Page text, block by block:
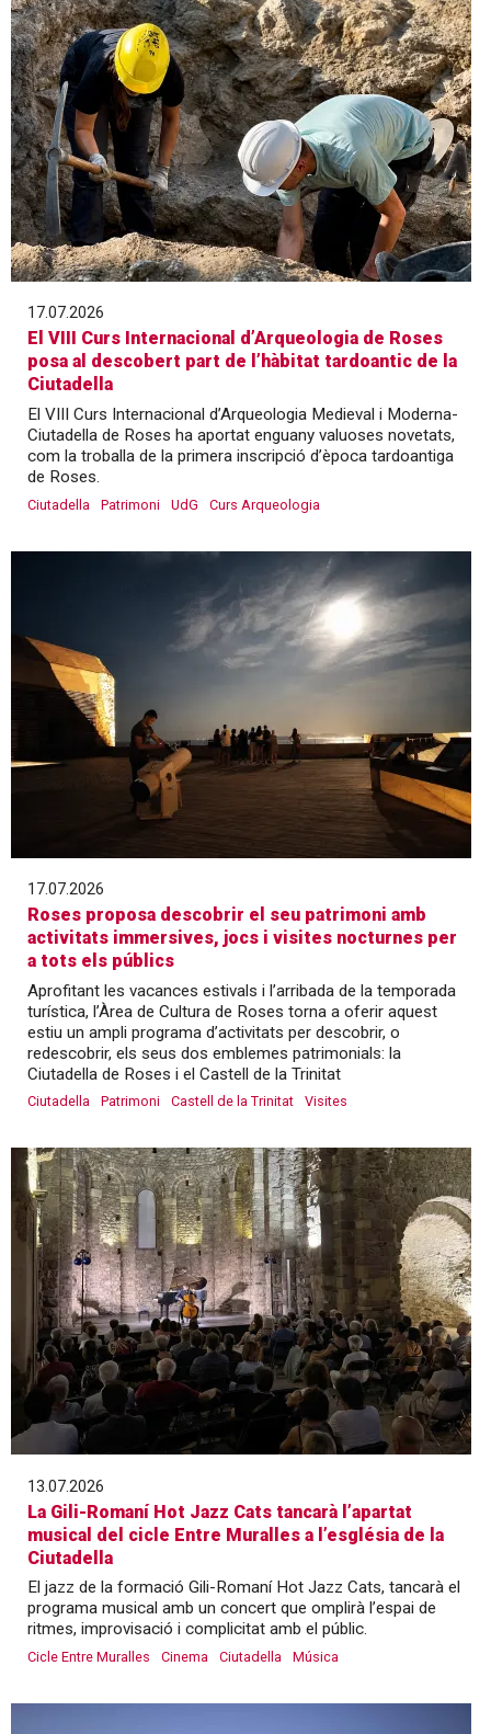
17.07.2026
El VIII Curs Internacional d’Arqueologia de Roses
posa al descobert part de l’hàbitat tardoantic de la
Ciutadella
El VIII Curs Internacional d’Arqueologia Medieval i Moderna-
Ciutadella de Roses ha aportat enguany valuoses novetats,
com la troballa de la primera inscripció d’època tardoantiga
de Roses.
Ciutadella Patrimoni UdG Curs Arqueologia
17.07.2026
Roses proposa descobrir el seu patrimoni amb
activitats immersives, jocs i visites nocturnes per
a tots els públics
Aprofitant les vacances estivals i l’arribada de la temporada
turística, l’Àrea de Cultura de Roses torna a oferir aquest
estiu un ampli programa d’activitats per descobrir, o
redescobrir, els seus dos emblemes patrimonials: la
Ciutadella de Roses i el Castell de la Trinitat
Ciutadella Patrimoni Castell de la Trinitat Visites
13.07.2026
La Gili-Romaní Hot Jazz Cats tancarà l’apartat
musical del cicle Entre Muralles a l’església de la
Ciutadella
El jazz de la formació Gili-Romaní Hot Jazz Cats, tancarà el
programa musical amb un concert que omplirà l’espai de
ritmes, improvisació i complicitat amb el públic.
Cicle Entre Muralles Cinema Ciutadella Música